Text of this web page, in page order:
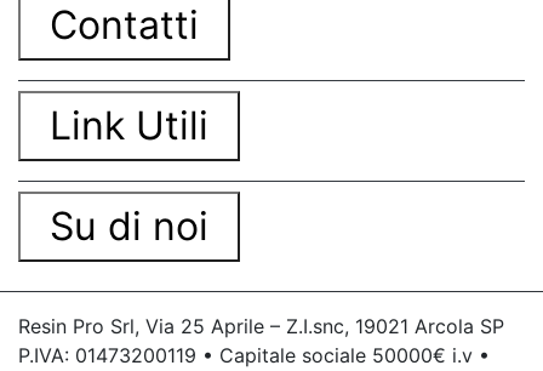
Contatti
Link Utili
Su di noi
Resin Pro Srl, Via 25 Aprile – Z.I.snc, 19021 Arcola SP
P.IVA: 01473200119 • Capitale sociale 50000€ i.v •